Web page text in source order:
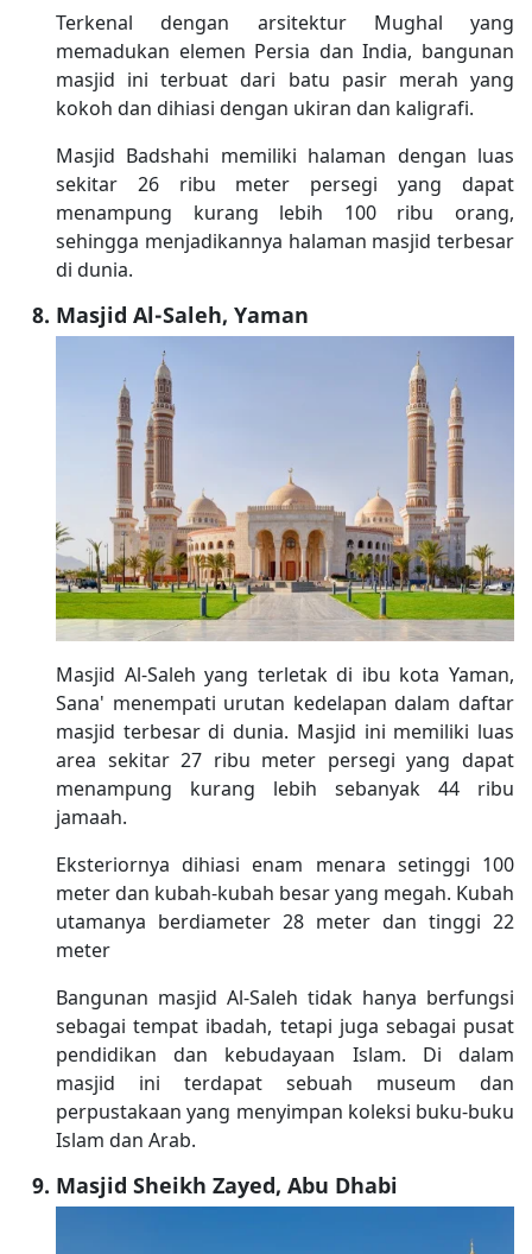
Terkenal dengan arsitektur Mughal yang
memadukan elemen Persia dan India, bangunan
masjid ini terbuat dari batu pasir merah yang
kokoh dan dihiasi dengan ukiran dan kaligrafi.
Masjid Badshahi memiliki halaman dengan luas
sekitar 26 ribu meter persegi yang dapat
menampung kurang lebih 100 ribu orang,
sehingga menjadikannya halaman masjid terbesar
di dunia.
Masjid Al-Saleh, Yaman
Masjid Al-Saleh yang terletak di ibu kota Yaman,
Sana' menempati urutan kedelapan dalam daftar
masjid terbesar di dunia. Masjid ini memiliki luas
area sekitar 27 ribu meter persegi yang dapat
menampung kurang lebih sebanyak 44 ribu
jamaah.
Eksteriornya dihiasi enam menara setinggi 100
meter dan kubah-kubah besar yang megah. Kubah
utamanya berdiameter 28 meter dan tinggi 22
meter
Bangunan masjid Al-Saleh tidak hanya berfungsi
sebagai tempat ibadah, tetapi juga sebagai pusat
pendidikan dan kebudayaan Islam. Di dalam
masjid ini terdapat sebuah museum dan
perpustakaan yang menyimpan koleksi buku-buku
Islam dan Arab.
Masjid Sheikh Zayed, Abu Dhabi